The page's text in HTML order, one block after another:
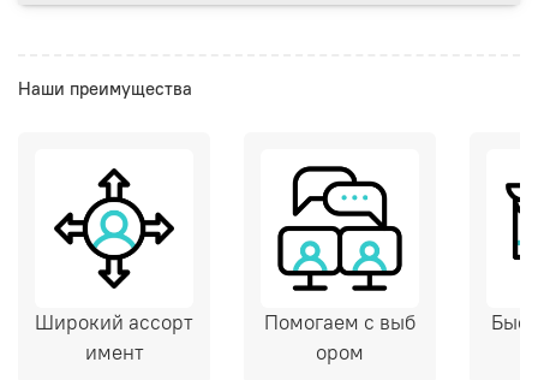
Наши преимущества
Широкий ассорт
имент
Помогаем с выб
ором